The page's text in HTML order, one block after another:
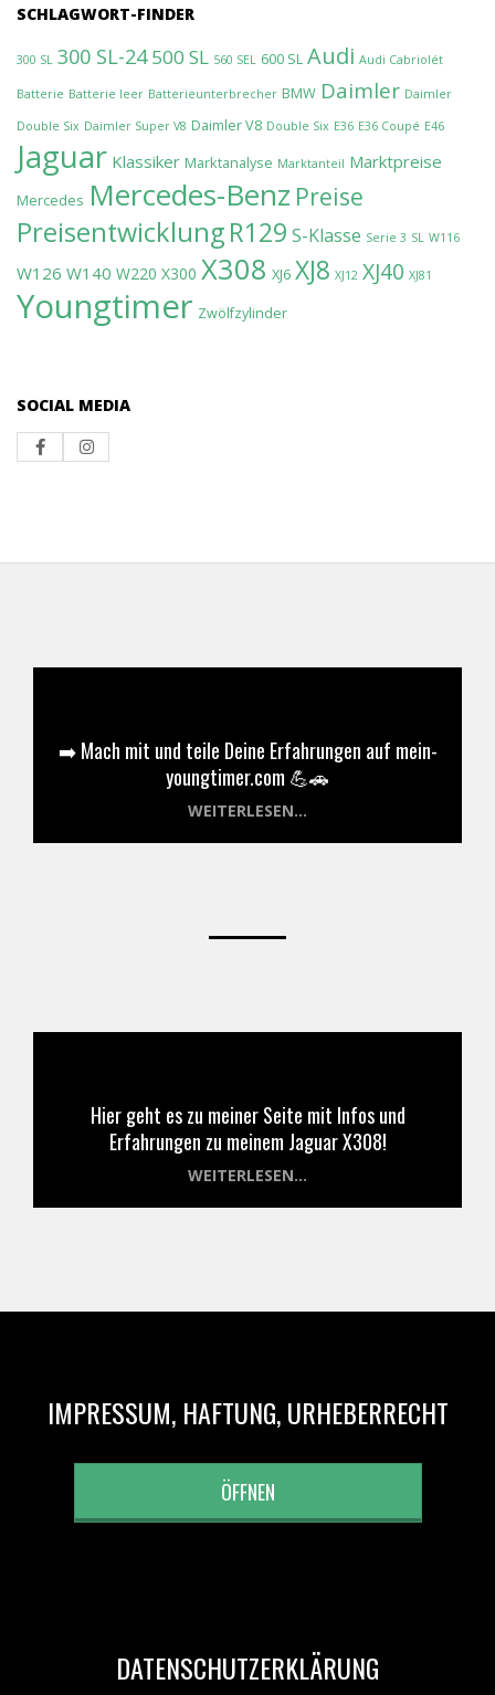
SCHLAGWORT-FINDER
300 SL 300 SL-24 500 SL 560 SEL 600 SL Audi Audi Cabriolét
Batterie Batterie leer Batterieunterbrecher BMW Daimler Daimler
Double Six Daimler Super V8 Daimler V8 Double Six E36 E36 Coupé E46
Jaguar Klassiker Marktanalyse Marktanteil Marktpreise
Mercedes Mercedes-Benz Preise
PreisentwicklungR129 S-Klasse Serie 3 SL W116
W126 W140 W220 X300 X308 XJ6 XJ8 XJ12 XJ40 XJ81
Youngtimer Zwölfzylinder
SOCIAL MEDIA
➡️ Mach mit und teile Deine Erfahrungen auf mein-
youngtimer.com 💪🚗
WEITERLESEN…
Hier geht es zu meiner Seite mit Infos und
Erfahrungen zu meinem Jaguar X308!
WEITERLESEN…
IMPRESSUM, HAFTUNG, URHEBERRECHT
ÖFFNEN
DATENSCHUTZERKLÄRUNG